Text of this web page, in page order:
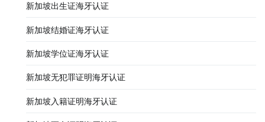
新加坡出生证海牙认证
新加坡结婚证海牙认证
新加坡学位证海牙认证
新加坡无犯罪证明海牙认证
新加坡入籍证明海牙认证